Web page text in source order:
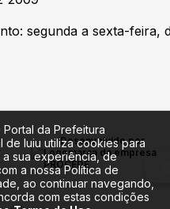
segunda a sexta-feira,
Desenvolvido por
Portal da Prefeitura
de Iuiu utiliza cookies para
a sua experiência, de
a nossa Política de
ao continuar navegando,
com estas condições